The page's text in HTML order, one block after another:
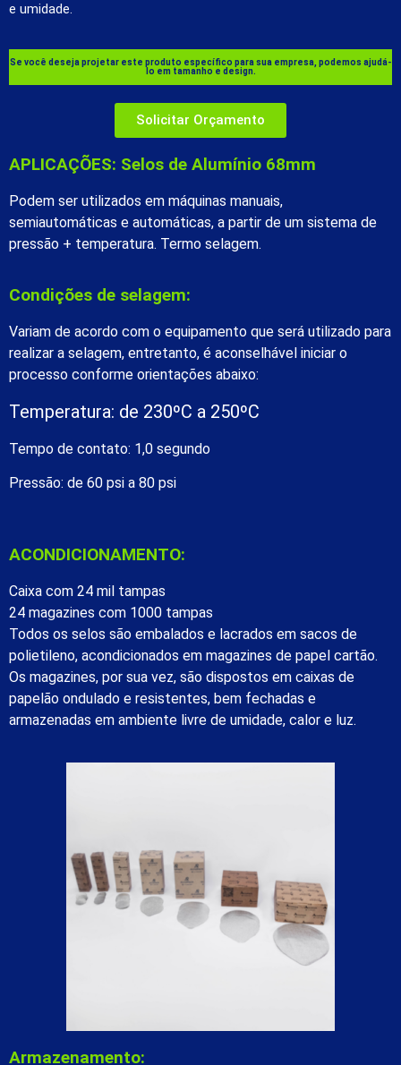
e umidade.
Se você deseja projetar este produto específico para sua empresa, podemos ajudá-
lo em tamanho e design.
Solicitar Orçamento
APLICAÇÕES: Selos de Alumínio 68mm
Podem ser utilizados em máquinas manuais,
semiautomáticas e automáticas, a partir de um sistema de
pressão + temperatura. Termo selagem.
Condições de selagem:
Variam de acordo com o equipamento que será utilizado para
realizar a selagem, entretanto, é aconselhável iniciar o
processo conforme orientações abaixo:
Temperatura: de 230ºC a 250ºC
Tempo de contato: 1,0 segundo
Pressão: de 60 psi a 80 psi
ACONDICIONAMENTO:
Caixa com 24 mil tampas
24 magazines com 1000 tampas
Todos os selos são embalados e lacrados em sacos de
polietileno, acondicionados em magazines de papel cartão.
Os magazines, por sua vez, são dispostos em caixas de
papelão ondulado e resistentes, bem fechadas e
armazenadas em ambiente livre de umidade, calor e luz.
Armazenamento: